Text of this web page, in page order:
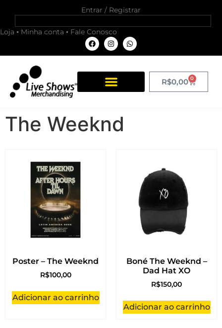
Entrar / Registrar
Loja Minha conta Fale Conosco
R$0,00 0
The Weeknd
Poster – The Weeknd
R$100,00
Adicionar ao carrinho
Boné The Weeknd –
Dad Hat XO
R$150,00
Adicionar ao carrinho